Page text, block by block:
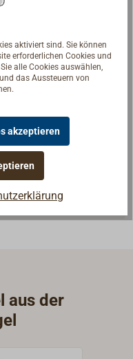
und
und geben die
aus der
aktiviert sind. Sie können
erforderlichen Cookies und
alle Cookies auswählen,
das Aussteuern von
akzeptieren